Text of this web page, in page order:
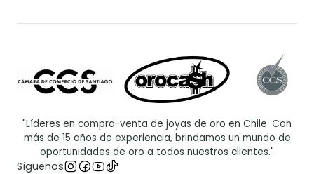
"Líderes en compra-venta de joyas de oro en Chile. Con
más de 15 años de experiencia, brindamos un mundo de
oportunidades de oro a todos nuestros clientes."
Síguenos